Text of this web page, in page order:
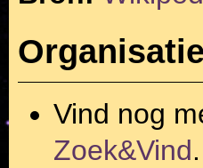
Vind nog
Zoek&Vind.